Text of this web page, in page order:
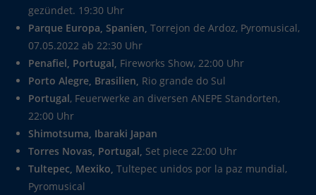
gezündet. 19:30 Uhr
Parque Europa, Spanien, Torrejon de Ardoz, Pyromusical,
07.05.2022 ab 22:30 Uhr
Penafiel, Portugal, Fireworks Show, 22:00 Uhr
Porto Alegre, Brasilien, Rio grande do Sul
Portugal, Feuerwerke an diversen ANEPE Standorten,
22:00 Uhr
Shimotsuma, Ibaraki Japan
Torres Novas, Portugal, Set piece 22:00 Uhr
Tultepec, Mexiko, Tultepec unidos por la paz mundial,
Pyromusical